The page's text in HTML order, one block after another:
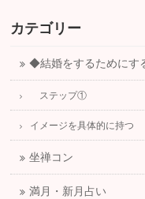
カテゴリー
◆結婚をするためにす
ステップ①
イメージを具体的に持つ
坐禅コン
満月・新月占い